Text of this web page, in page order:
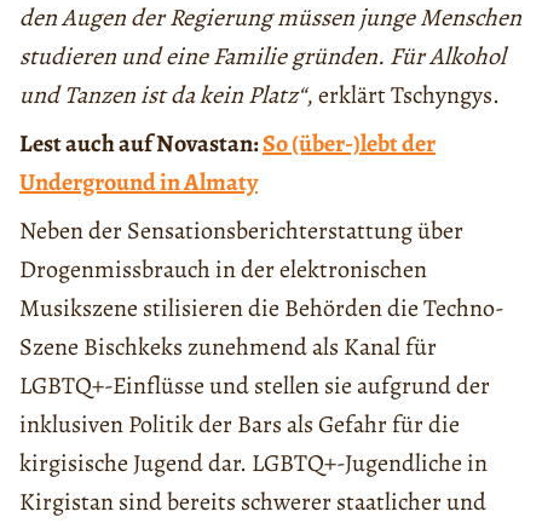
den Augen der Regierung müssen junge Menschen
studieren und eine Familie gründen. Für Alkohol
und Tanzen ist da kein Platz“, erklärt Tschyngys.
Lest auch auf Novastan:So (über-)lebt der
Underground in Almaty
Neben der Sensationsberichterstattung über
Drogenmissbrauch in der elektronischen
Musikszene stilisieren die Behörden die Techno-
Szene Bischkeks zunehmend als Kanal für
LGBTQ+-Einflüsse und stellen sie aufgrund der
inklusiven Politik der Bars als Gefahr für die
kirgisische Jugend dar. LGBTQ+-Jugendliche in
Kirgistan sind bereits schwerer staatlicher und